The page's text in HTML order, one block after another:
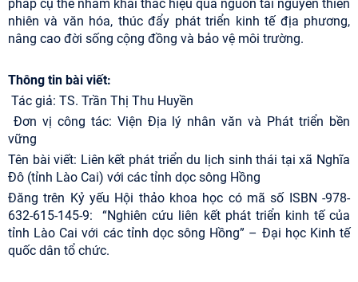
pháp cụ thể nhằm khai thác hiệu quả nguồn tài nguyên thiên
nhiên và văn hóa, thúc đẩy phát triển kinh tế địa phương,
nâng cao đời sống cộng đồng và bảo vệ môi trường.
Thông tin bài viết:
Tác giả: TS. Trần Thị Thu Huyền
Đơn vị công tác: Viện Địa lý nhân văn và Phát triển bền
vững
Tên bài viết: Liên kết phát triển du lịch sinh thái tại xã Nghĩa
Đô (tỉnh Lào Cai) với các tỉnh dọc sông Hồng
Đăng trên Kỷ yếu Hội thảo khoa học có mã số ISBN -978-
632-615-145-9: “Nghiên cứu liên kết phát triển kinh tế của
tỉnh Lào Cai với các tỉnh dọc sông Hồng” – Đại học Kinh tế
quốc dân tổ chức.